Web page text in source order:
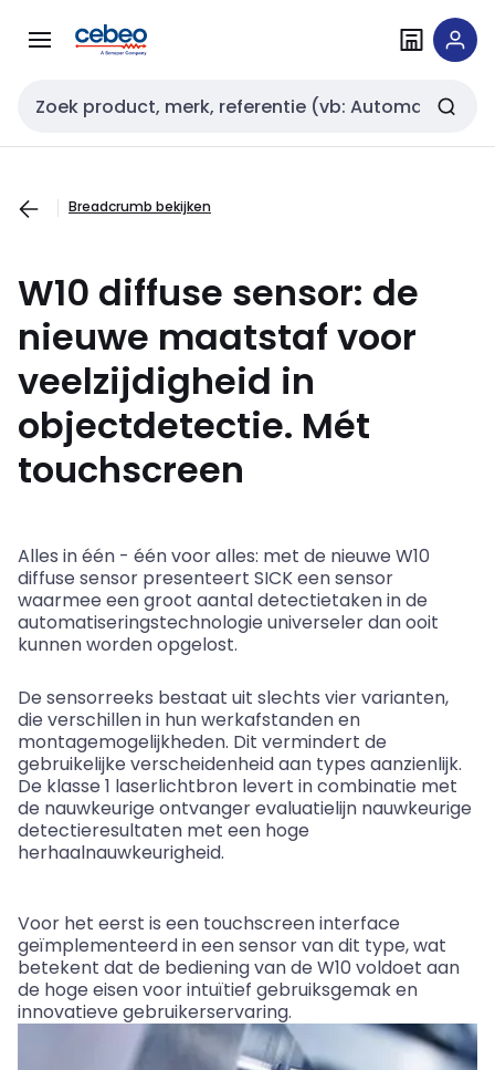
naar
naar
Zoekveld invoer
Breadcrumb bekijken
W10 diffuse sensor: de
nieuwe maatstaf voor
veelzijdigheid in
objectdetectie. Mét
touchscreen
Alles in één - één voor alles: met de nieuwe W10
diffuse sensor presenteert SICK een sensor
waarmee een groot aantal detectietaken in de
automatiseringstechnologie universeler dan ooit
kunnen worden opgelost.
De sensorreeks bestaat uit slechts vier varianten,
die verschillen in hun werkafstanden en
montagemogelijkheden. Dit vermindert de
gebruikelijke verscheidenheid aan types aanzienlijk.
De klasse 1 laserlichtbron levert in combinatie met
de nauwkeurige ontvanger evaluatielijn nauwkeurige
detectieresultaten met een hoge
herhaalnauwkeurigheid.
Voor het eerst is een touchscreen interface
geïmplementeerd in een sensor van dit type, wat
betekent dat de bediening van de W10 voldoet aan
de hoge eisen voor intuïtief gebruiksgemak en
innovatieve gebruikerservaring.